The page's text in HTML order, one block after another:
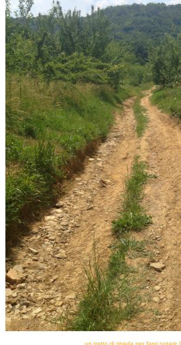
un tratto di strada per farvi notare